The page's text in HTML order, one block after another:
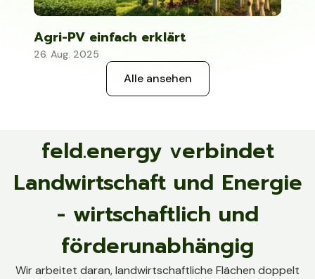
Agri-PV einfach erklärt
26. Aug. 2025
Alle ansehen
feld.energy verbindet
Landwirtschaft und Energie
- wirtschaftlich und
förderunabhängig
Wir arbeitet daran, landwirtschaftliche Flächen doppelt